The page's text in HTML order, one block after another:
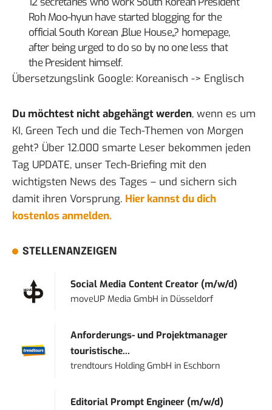
Roh Moo-hyun have started blogging for the
official South Korean „Blue House„? homepage,
after being urged to do so by no one less that
the President himself.
Übersetzungslink Google: Koreanisch -> Englisch
Du möchtest nicht abgehängt werden, wenn es um
KI, Green Tech und die Tech-Themen von Morgen
geht? Über 12.000 smarte Leser bekommen jeden
Tag UPDATE, unser Tech-Briefing mit den
wichtigsten News des Tages – und sichern sich
damit ihren Vorsprung. Hier kannst du dich
kostenlos anmelden.
STELLENANZEIGEN
Social Media Content Creator (m/w/d)
moveUP Media GmbH in Düsseldorf
Anforderungs- und Projektmanager
touristische...
trendtours Holding GmbH in Eschborn
Editorial Prompt Engineer (m/w/d)